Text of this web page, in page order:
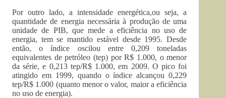
Por outro lado, a intensidade energética,ou seja, a
quantidade de energia necessária à produção de uma
unidade de PIB, que mede a eficiência no uso de
energia, tem se mantido estável desde 1995. Desde
então, o índice oscilou entre 0,209 toneladas
equivalentes de petróleo (tep) por R$ 1.000, o menor
da série, e 0,213 tep/R$ 1.000, em 2009. O pico foi
atingido em 1999, quando o índice alcançou 0,229
tep/R$ 1.000 (quanto menor o valor, maior a eficiência
no uso de energia).